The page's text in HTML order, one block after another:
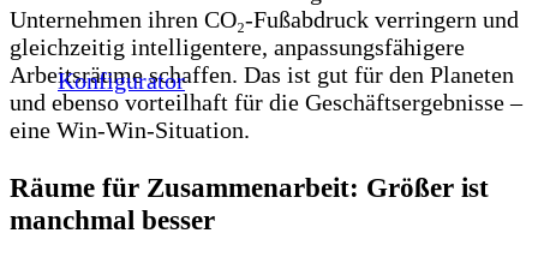
Konfigurator
Unternehmen ihren CO₂-Fußabdruck verringern und
gleichzeitig intelligentere, anpassungsfähigere
Arbeitsräume schaffen. Das ist gut für den Planeten
und ebenso vorteilhaft für die Geschäftsergebnisse –
eine Win-Win-Situation.
Räume für Zusammenarbeit: Größer ist
manchmal besser